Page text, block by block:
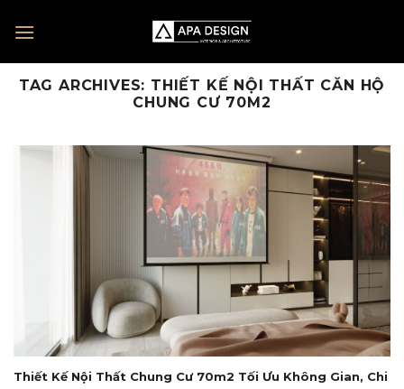
TAG ARCHIVES: THIẾT KẾ NỘI THẤT CĂN HỘ
CHUNG CƯ 70M2
Thiết Kế Nội Thất Chung Cư 70m2 Tối Ưu Không Gian, Chi